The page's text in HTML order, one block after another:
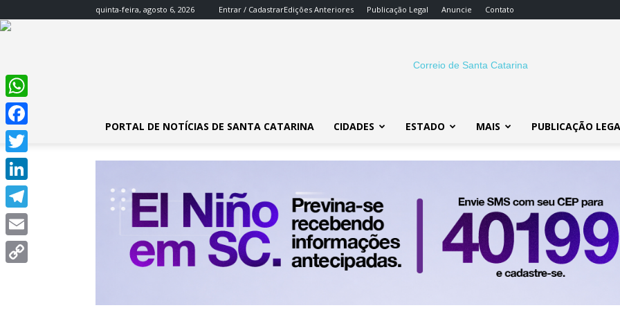
quinta-feira, agosto 6, 2026 Entrar / CadastrarEdições Anteriores Publicação Legal Anuncie Contato
SC
PORTAL DE NOTÍCIAS DE SANTA CATARINA CIDADES ESTADO MAIS PUBLICAÇÃO
WhatsApp
Facebook
Twitter
LinkedIn
Telegram
Email